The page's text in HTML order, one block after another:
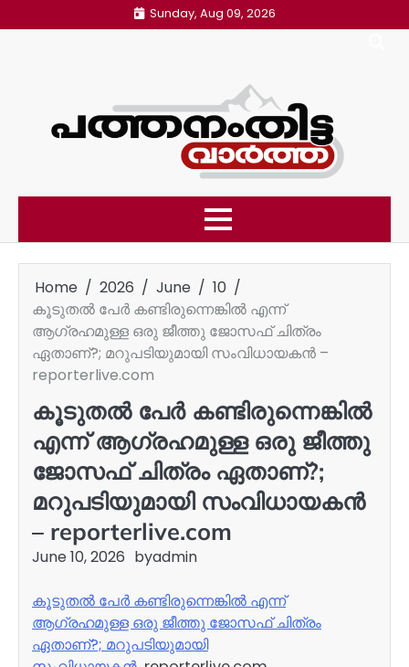
to
Sunday, Aug 09, 2026
Home 2026 June
10
കൂടുതൽ പേർ കണ്ടിരുന്നെങ്കിൽ എന്ന്
ആഗ്രഹമുള്ള ഒരു ജീത്തു ജോസഫ് ചിത്രം
ഏതാണ്?; മറുപടിയുമായി സംവിധായകൻ –
reporterlive.com
കൂടുതൽ പേർ കണ്ടിരുന്നെങ്കിൽ
എന്ന് ആഗ്രഹമുള്ള ഒരു ജീത്തു
ജോസഫ് ചിത്രം ഏതാണ്?;
മറുപടിയുമായി സംവിധായകൻ
– reporterlive.com
June 10, 2026 byadmin
കൂടുതൽ പേർ കണ്ടിരുന്നെങ്കിൽ എന്ന്
ആഗ്രഹമുള്ള ഒരു ജീത്തു ജോസഫ് ചിത്രം
ഏതാണ്?; മറുപടിയുമായി